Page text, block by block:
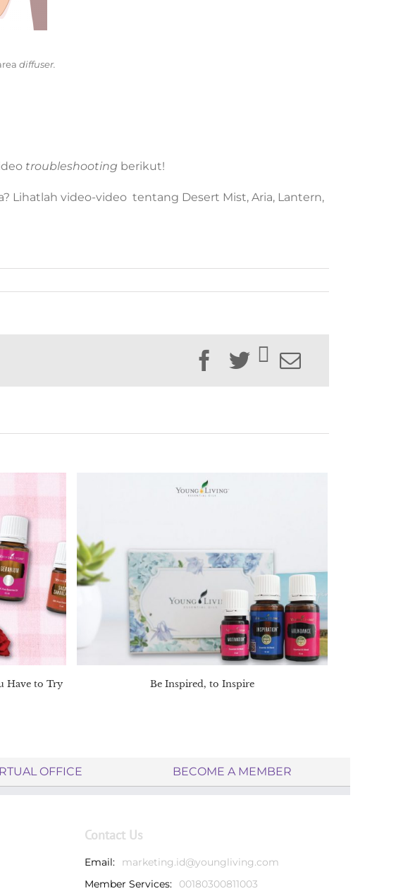
diffuser.
troubleshooting berikut!
Lihatlah video-video tentang Desert Mist, Aria, Lantern,
Facebook
TwitterEmail
Have to Try Be Inspired, to Inspire
OFFICE BECOME A MEMBER
Contact Us
Email:
marketing.id@youngliving.com
Member Services:
00180300811003